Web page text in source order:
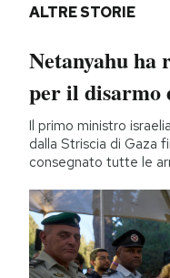
ALTRE STORIE
Netanyahu
per il disarmo
Il primo ministro
dalla Striscia di Gaza
consegnato tutte le